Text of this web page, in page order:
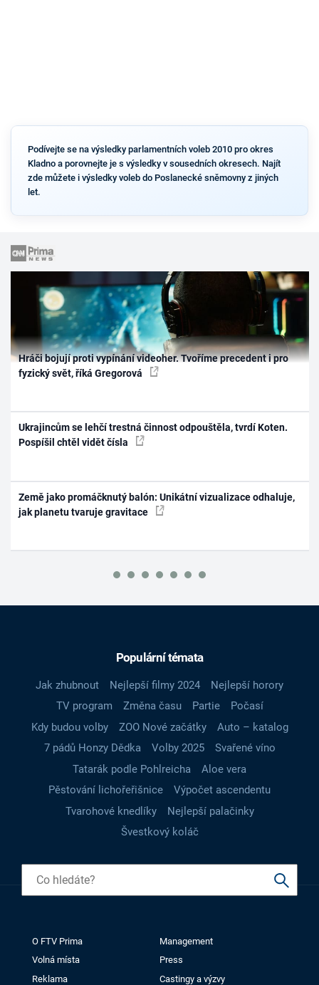
Podívejte se na výsledky parlamentních voleb 2010 pro okres
Kladno a porovnejte je s výsledky v sousedních okresech. Najít
zde můžete i výsledky voleb do Poslanecké sněmovny z jiných
let.
Hráči bojují proti vypínání videoher. Tvoříme precedent i pro
fyzický svět, říká Gregorová
Ukrajincům se lehčí trestná činnost odpouštěla, tvrdí Koten.
Pospíšil chtěl vidět čísla
Země jako promáčknutý balón: Unikátní vizualizace odhaluje,
jak planetu tvaruje gravitace
Populární témata
Jak zhubnout Nejlepší filmy 2024
Nejlepší horory
TV program
Změna času Partie
Počasí
Kdy budou volby
ZOO Nové začátky
Auto – katalog
7 pádů Honzy Dědka
Volby 2025
Svařené víno
Tatarák podle Pohlreicha
Aloe vera
Pěstování lichořeřišnice
Výpočet ascendentu
Tvarohové knedlíky
Nejlepší palačinky
Švestkový koláč
O FTV Prima
Management
Volná místa
Press
Reklama
Castingy a výzvy